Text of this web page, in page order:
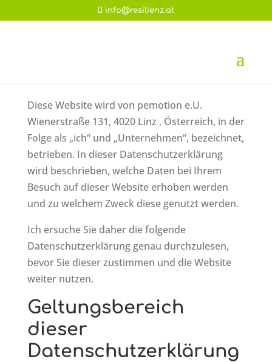
info@resilienz.at
Diese Website wird von pemotion e.U.
Wienerstraße 131, 4020 Linz , Österreich, in der
Folge als „ich“ und „Unternehmen“, bezeichnet,
betrieben. In dieser Datenschutzerklärung
wird beschrieben, welche Daten bei Ihrem
Besuch auf dieser Website erhoben werden
und zu welchem Zweck diese genutzt werden.
Ich ersuche Sie daher die folgende
Datenschutzerklärung genau durchzulesen,
bevor Sie dieser zustimmen und die Website
weiter nutzen.
Geltungsbereich
dieser
Datenschutzerklärung